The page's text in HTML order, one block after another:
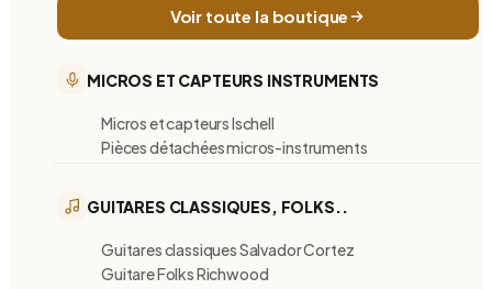
Voir toute la boutique
MICROS ET CAPTEURS INSTRUMENTS
Micros et capteurs Ischell
Pièces détachées micros-instruments
GUITARES CLASSIQUES, FOLKS..
Guitares classiques Salvador Cortez
Guitare Folks Richwood